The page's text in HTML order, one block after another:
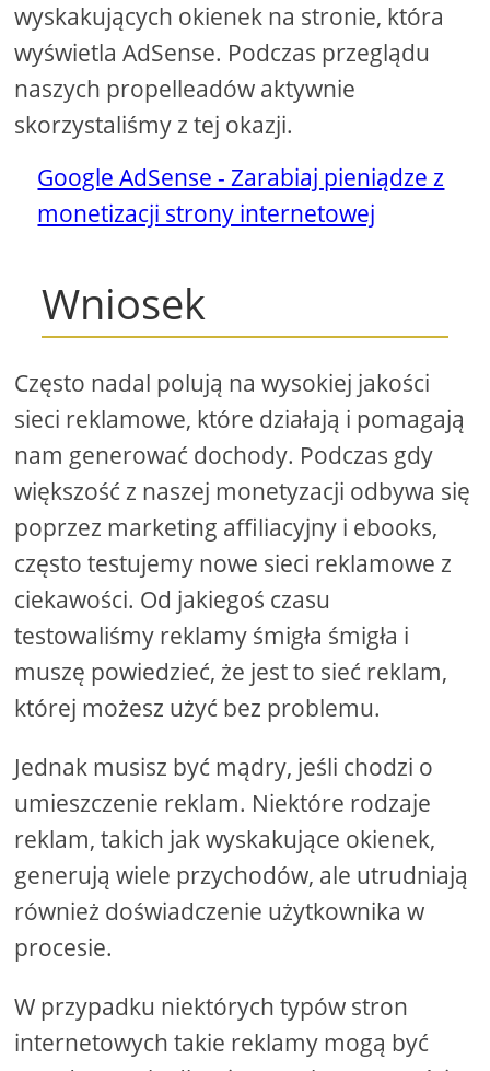
wyskakujących okienek na stronie, która
wyświetla AdSense. Podczas przeglądu
naszych propelleadów aktywnie
skorzystaliśmy z tej okazji.
Google AdSense - Zarabiaj pieniądze z
monetizacji strony internetowej
Wniosek
Często nadal polują na wysokiej jakości
sieci reklamowe, które działają i pomagają
nam generować dochody. Podczas gdy
większość z naszej monetyzacji odbywa się
poprzez marketing affiliacyjny i ebooks,
często testujemy nowe sieci reklamowe z
ciekawości. Od jakiegoś czasu
testowaliśmy reklamy śmigła śmigła i
muszę powiedzieć, że jest to sieć reklam,
której możesz użyć bez problemu.
Jednak musisz być mądry, jeśli chodzi o
umieszczenie reklam. Niektóre rodzaje
reklam, takich jak wyskakujące okienek,
generują wiele przychodów, ale utrudniają
również doświadczenie użytkownika w
procesie.
W przypadku niektórych typów stron
internetowych takie reklamy mogą być